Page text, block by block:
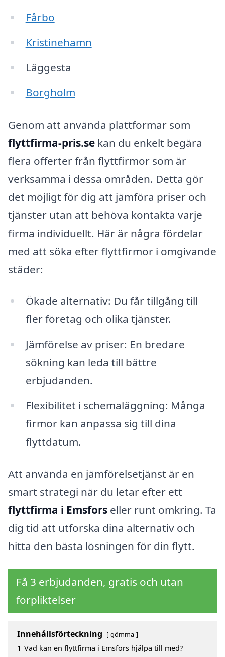
Fårbo
Kristinehamn
Läggesta
Borgholm
Genom att använda plattformar som
flyttfirma-pris.se kan du enkelt begära
flera offerter från flyttfirmor som är
verksamma i dessa områden. Detta gör
det möjligt för dig att jämföra priser och
tjänster utan att behöva kontakta varje
firma individuellt. Här är några fördelar
med att söka efter flyttfirmor i omgivande
städer:
Ökade alternativ: Du får tillgång till
fler företag och olika tjänster.
Jämförelse av priser: En bredare
sökning kan leda till bättre
erbjudanden.
Flexibilitet i schemaläggning: Många
firmor kan anpassa sig till dina
flyttdatum.
Att använda en jämförelsetjänst är en
smart strategi när du letar efter ett
flyttfirma i Emsfors eller runt omkring. Ta
dig tid att utforska dina alternativ och
hitta den bästa lösningen för din flytt.
Få 3 erbjudanden, gratis och utan
förpliktelser
Innehållsförteckning gömma
1 Vad kan en flyttfirma i Emsfors hjälpa till med?